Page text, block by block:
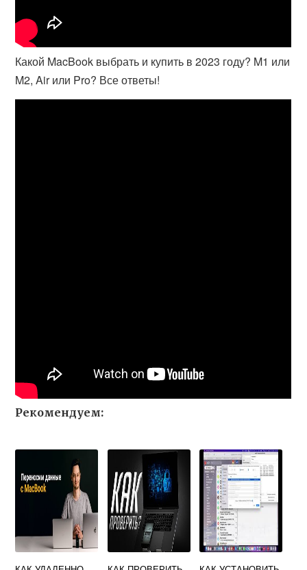
Какой MacBook выбрать и купить в 2023 году? M1 или
M2, Air или Pro? Все ответы!
Рекомендуем: